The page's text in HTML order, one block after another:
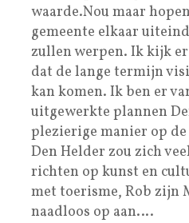
waarde.Nou maar
gemeente elkaar
zullen werpen. Ik kijk
dat de lange termijn
kan komen. Ik ben er
uitgewerkte plannen
plezierige manier op
Den Helder zou zich
richten op kunst en
met toerisme, Rob zijn
naadloos op aan….